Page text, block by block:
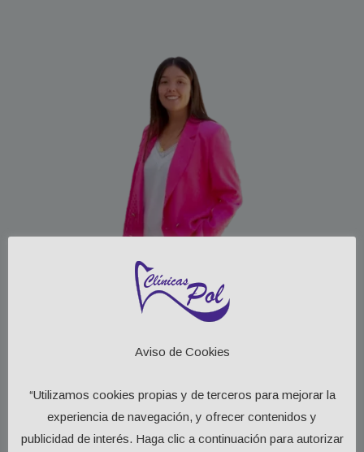
Profiles
Dra. Marta Rodríguez
Martínez
Odontólogo Colegiado nº 28015126.
Ortodoncia convencional, ortodoncia invisible, ortodoncia
interceptiva y funcional y rehabilitación neuro-oclusal.
Aviso de Cookies
“Utilizamos cookies propias y de terceros para mejorar la
experiencia de navegación, y ofrecer contenidos y
publicidad de interés. Haga clic a continuación para autorizar